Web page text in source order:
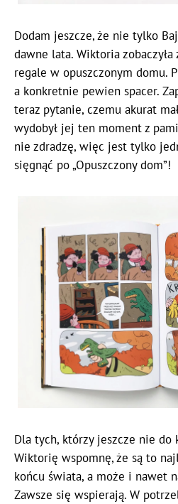
Dodam jeszcze, że nie tylko
dawne lata. Wiktoria
regale w opuszczonym domu.
a konkretnie pewien spacer.
teraz pytanie, czemu akurat
wydobył jej ten moment z
nie zdradzę, więc jest tylko
sięgnąć po „Opuszczony dom”!
Dla tych, którzy jeszcze nie do
Wiktorię wspomnę, że są to
końcu świata, a może i nawet
Zawsze się wspierają. W